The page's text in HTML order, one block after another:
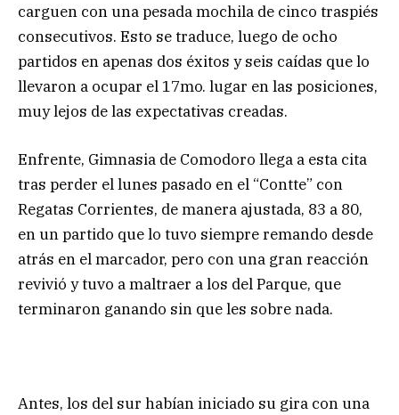
carguen con una pesada mochila de cinco traspiés
consecutivos. Esto se traduce, luego de ocho
partidos en apenas dos éxitos y seis caídas que lo
llevaron a ocupar el 17mo. lugar en las posiciones,
muy lejos de las expectativas creadas.
Enfrente, Gimnasia de Comodoro llega a esta cita
tras perder el lunes pasado en el “Contte” con
Regatas Corrientes, de manera ajustada, 83 a 80,
en un partido que lo tuvo siempre remando desde
atrás en el marcador, pero con una gran reacción
revivió y tuvo a maltraer a los del Parque, que
terminaron ganando sin que les sobre nada.
Antes, los del sur habían iniciado su gira con una